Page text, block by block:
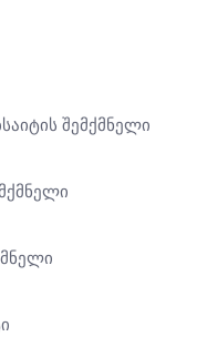
Შემქმნელი